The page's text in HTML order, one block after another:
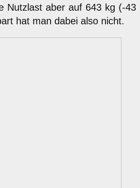
Nutzlast aber auf 643 kg (-43
hat man dabei also nicht.